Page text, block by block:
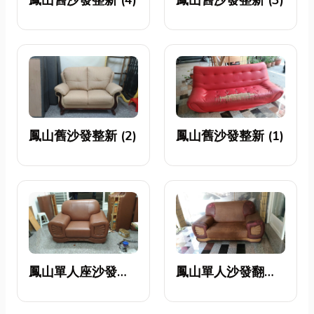
鳳山舊沙發整新 (2) 鳳山舊沙發整新 (1)
鳳山單人座沙發翻
鳳山單人沙發翻修